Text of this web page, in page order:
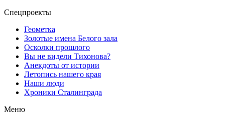
Спецпроекты
Геометка
Золотые имена Белого зала
Осколки прошлого
Вы не видели Тихонова?
Анекдоты от истории
Летопись нашего края
Наши люди
Хроники Сталинграда
Меню